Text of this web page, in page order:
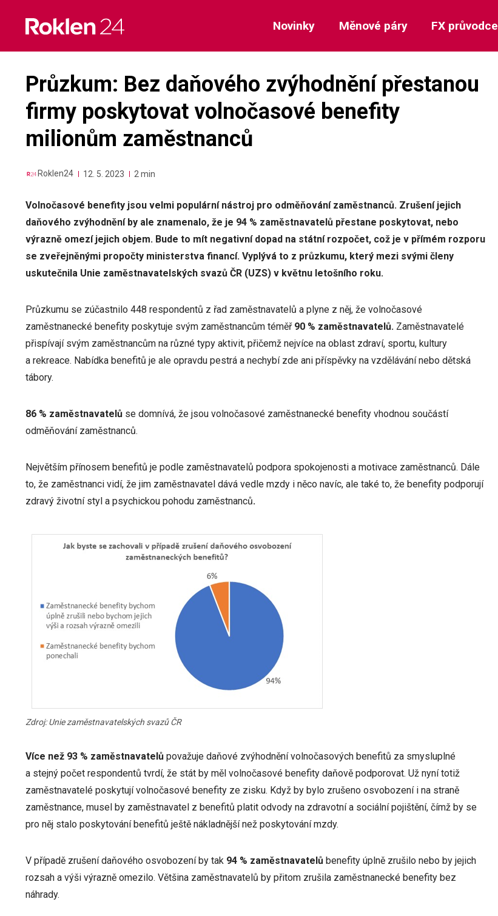
content
Novinky Měnové páry FX průvodce
Průzkum: Bez daňového zvýhodnění přestanou
firmy poskytovat volnočasové benefity
milionům zaměstnanců
Roklen24 12. 5. 2023 2 min
Volnočasové benefity jsou velmi populární nástroj pro odměňování zaměstnanců. Zrušení jejich
daňového zvýhodnění by ale znamenalo, že je 94 % zaměstnavatelů přestane poskytovat, nebo
výrazně omezí jejich objem. Bude to mít negativní dopad na státní rozpočet, což je v přímém rozporu
se zveřejněnými propočty ministerstva financí. Vyplývá to z průzkumu, který mezi svými členy
uskutečnila Unie zaměstnavatelských svazů ČR (UZS) v květnu letošního roku.
Průzkumu se zúčastnilo 448 respondentů z řad zaměstnavatelů a plyne z něj, že volnočasové
zaměstnanecké benefity poskytuje svým zaměstnancům téměř90 % zaměstnavatelů. Zaměstnavatelé
přispívají svým zaměstnancům na různé typy aktivit, přičemž nejvíce na oblast zdraví, sportu, kultury
a rekreace. Nabídka benefitů je ale opravdu pestrá a nechybí zde ani příspěvky na vzdělávání nebo dětská
tábory.
86 % zaměstnavatelů se domnívá, že jsou volnočasové zaměstnanecké benefity vhodnou součástí
odměňování zaměstnanců.
Největším přínosem benefitů je podle zaměstnavatelů podpora spokojenosti a motivace zaměstnanců. Dále
to, že zaměstnanci vidí, že jim zaměstnavatel dává vedle mzdy i něco navíc, ale také to, že benefity podporují
zdravý životní styl a psychickou pohodu zaměstnanců.
Zdroj: Unie zaměstnavatelských svazů ČR
Více než 93 % zaměstnavatelů považuje daňové zvýhodnění volnočasových benefitů za smysluplné
a stejný počet respondentů tvrdí, že stát by měl volnočasové benefity daňově podporovat. Už nyní totiž
zaměstnavatelé poskytují volnočasové benefity ze zisku. Když by bylo zrušeno osvobození i na straně
zaměstnance, musel by zaměstnavatel z benefitů platit odvody na zdravotní a sociální pojištění, čímž by se
pro něj stalo poskytování benefitů ještě nákladnější než poskytování mzdy.
V případě zrušení daňového osvobození by tak 94 % zaměstnavatelů benefity úplně zrušilo nebo by jejich
rozsah a výši výrazně omezilo. Většina zaměstnavatelů by přitom zrušila zaměstnanecké benefity bez
náhrady.